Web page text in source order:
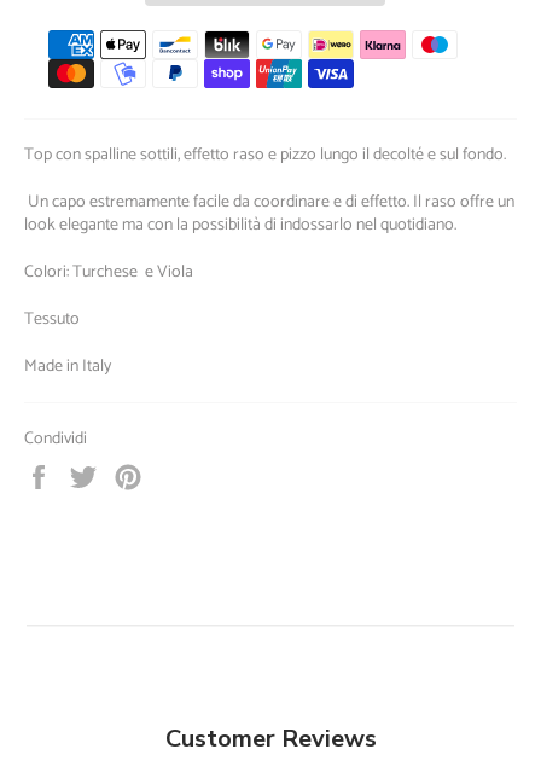
Metodi
di
pagamento
Top con spalline sottili, effetto raso e pizzo lungo il decolté e sul fondo.
Un capo estremamente facile da coordinare e di effetto. Il raso offre un
look elegante ma con la possibilità di indossarlo nel quotidiano.
Colori: Turchese e Viola
Tessuto
Made in Italy
Condividi
CondividiTwitta
Customer Reviews